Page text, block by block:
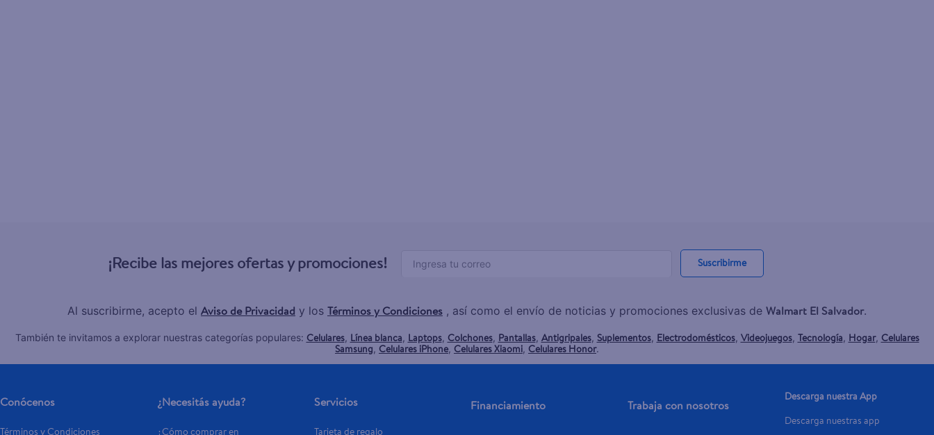
¡Recibe las mejores ofertas y promociones! Suscribirme
Al suscribirme, acepto el Aviso de Privacidad y los Términos y Condiciones , así como el envío de noticias y promociones exclusivas de Walmart El Salvador.
También te invitamos a explorar nuestras categorías populares: Celulares, Línea blanca, Laptops, Colchones, Pantallas, Antigripales, Suplementos, Electrodomésticos, Videojuegos, Tecnología, Hogar, Celulares
Samsung, Celulares iPhone, Celulares Xiaomi, Celulares Honor.
Conócenos
Términos y Condiciones
¿Necesitás ayuda?
¿Cómo comprar en
Servicios
Tarjeta de regalo
Financiamiento Trabaja con nosotros
Descarga nuestra App
Descarga nuestras app